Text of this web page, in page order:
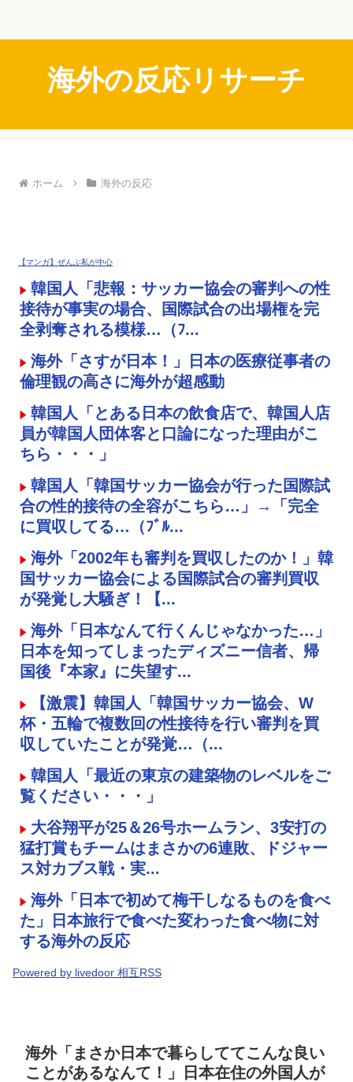
海外の反応リサーチ
ホーム 海外の反応
【マンガ】ぜんぶ私が中心
韓国人「悲報：サッカー協会の審判への性
接待が事実の場合、国際試合の出場権を完
全剥奪される模様…（ﾌ...
海外「さすが日本！」日本の医療従事者の
倫理観の高さに海外が超感動
韓国人「とある日本の飲食店で、韓国人店
員が韓国人団体客と口論になった理由がこ
ちら・・・」
韓国人「韓国サッカー協会が行った国際試
合の性的接待の全容がこちら…」→「完全
に買収してる…（ﾌﾞﾙ...
海外「2002年も審判を買収したのか！」韓
国サッカー協会による国際試合の審判買収
が発覚し大騒ぎ！【...
海外「日本なんて行くんじゃなかった…」
日本を知ってしまったディズニー信者、帰
国後『本家』に失望す...
【激震】韓国人「韓国サッカー協会、W
杯・五輪で複数回の性接待を行い審判を買
収していたことが発覚…（...
韓国人「最近の東京の建築物のレベルをご
覧ください・・・」
大谷翔平が25＆26号ホームラン、3安打の
猛打賞もチームはまさかの6連敗、ドジャー
ス対カブス戦・実...
海外「日本で初めて梅干しなるものを食べ
た」日本旅行で食べた変わった食べ物に対
する海外の反応
Powered by livedoor 相互RSS
海外「まさか日本で暮らしててこんな良い
ことがあるなんて！」日本在住の外国人が